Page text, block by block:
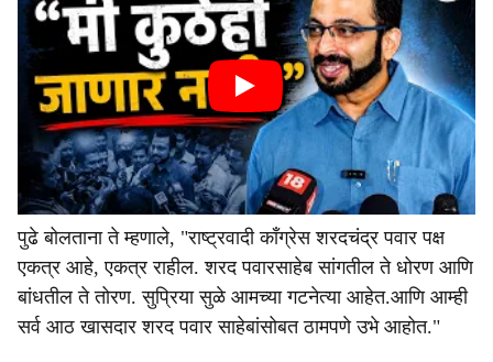
पुढे बोलताना ते म्हणाले, "राष्ट्रवादी काँग्रेस शरदचंद्र पवार पक्ष
एकत्र आहे, एकत्र राहील. शरद पवारसाहेब सांगतील ते धोरण आणि
बांधतील ते तोरण. सुप्रिया सुळे आमच्या गटनेत्या आहेत.आणि आम्ही
सर्व आठ खासदार शरद पवार साहेबांसोबत ठामपणे उभे आहोत."